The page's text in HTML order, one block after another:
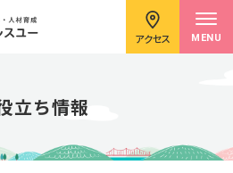
アクセス MENU
立ち情報